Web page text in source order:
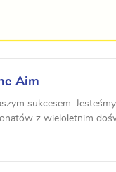
Aim
sukcesem.
z wieloletnim